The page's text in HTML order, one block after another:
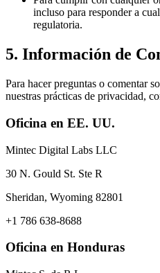
incluso para responder a
regulatoria.
5. Información de
Para hacer preguntas o comentar
nuestras prácticas de privacidad,
Oficina en EE. UU.
Mintec Digital Labs LLC
30 N. Gould St. Ste R
Sheridan, Wyoming 82801
+1 786 638-8688
Oficina en Honduras